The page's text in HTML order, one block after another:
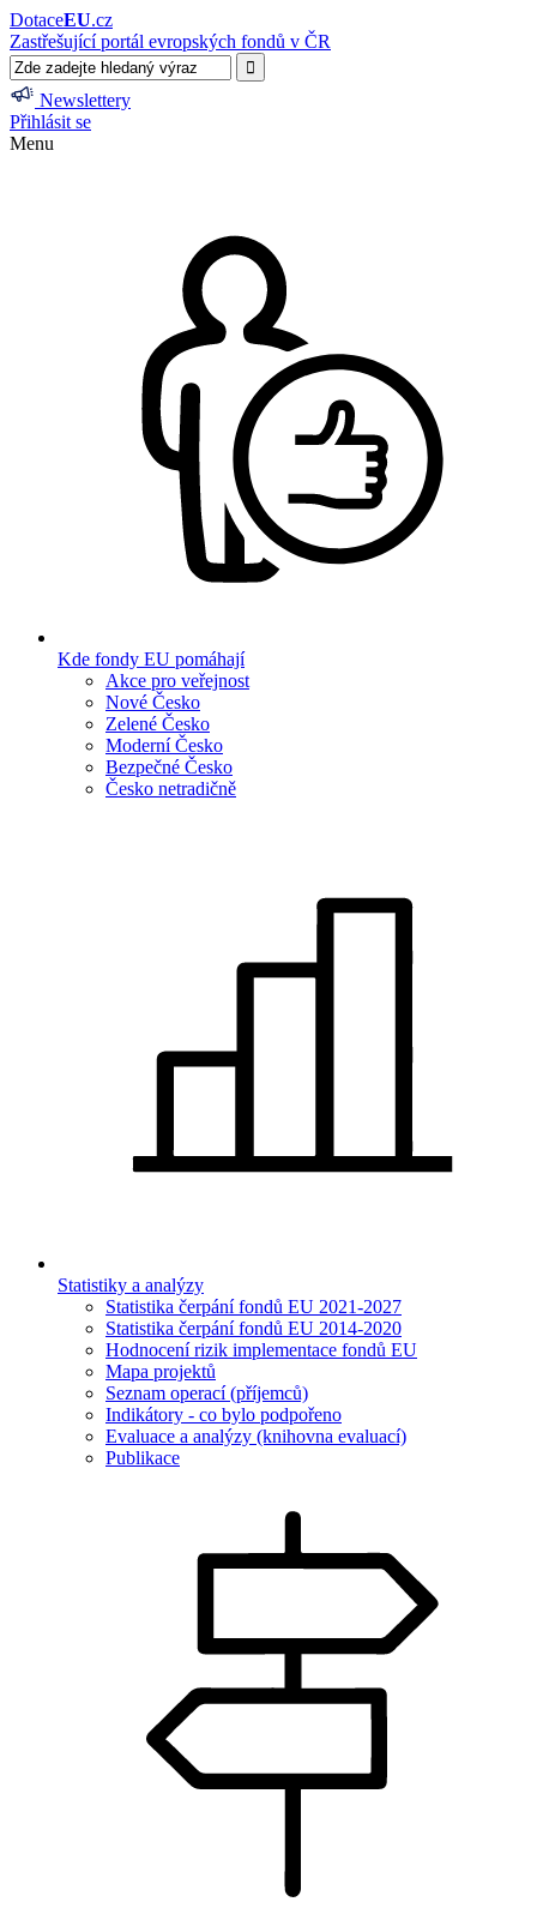
DotaceEU.cz
Zastřešující portál evropských fondů v ČR
Newslettery
Přihlásit se
Menu
Kde fondy EU pomáhají
Akce pro veřejnost
Nové Česko
Zelené Česko
Moderní Česko
Bezpečné Česko
Česko netradičně
Statistiky a analýzy
Statistika čerpání fondů EU 2021-2027
Statistika čerpání fondů EU 2014-2020
Hodnocení rizik implementace fondů EU
Mapa projektů
Seznam operací (příjemců)
Indikátory - co bylo podpořeno
Evaluace a analýzy (knihovna evaluací)
Publikace